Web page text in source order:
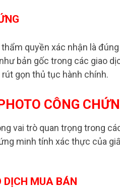
quyền xác nhận là
bản gốc trong các giao
gọn thủ tục hành chính.
CÔNG
vai trò quan trọng trong
minh tính xác thực của
DỊCH MUA BÁN